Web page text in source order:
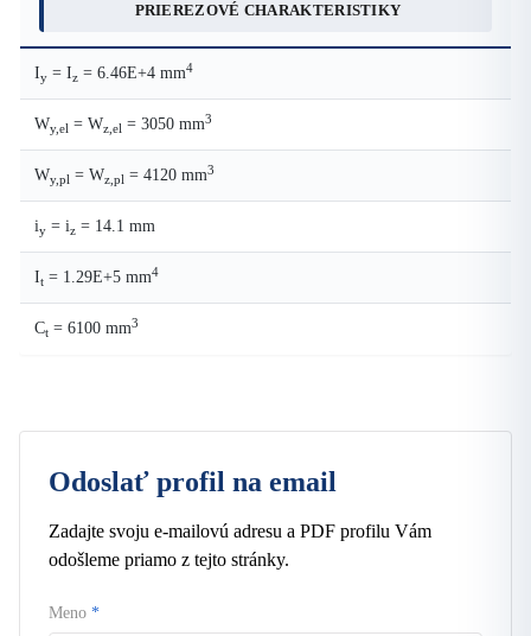
PRIEREZOVÉ CHARAKTERISTIKY
Iy = Iz = 6.46E+4 mm4
Wy,el = Wz,el = 3050 mm3
Wy,pl = Wz,pl = 4120 mm3
iy = iz = 14.1 mm
It = 1.29E+5 mm4
Ct = 6100 mm3
Odoslať profil na email
Zadajte svoju e-mailovú adresu a PDF profilu Vám
odošleme priamo z tejto stránky.
Meno *